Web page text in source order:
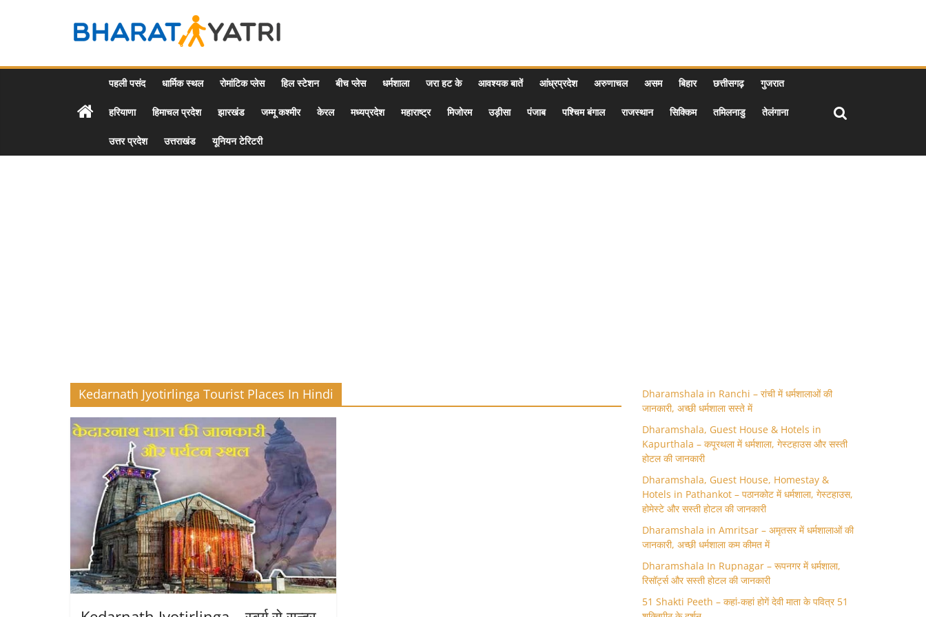
Bharat
Yatri
Tourist
पहली पसंद धार्मिक स्थल रोमांटिक प्लेस हिल स्टेशन बीच प्लेस धर्मशाला जरा हट के आवश्यक बातें आंध्रप्रदेश अरुणाचल असम बिहार छत्तीसगढ़ गुजरात
हरियाणा हिमाचल प्रदेश झारखंड जम्मू कश्मीर केरल मध्यप्रदेश महाराष्ट्र मिजोरम उड़ीसा पंजाब पश्चिम बंगाल राजस्थान सिक्किम तमिलनाडु तेलंगाना
उत्तर प्रदेश उत्तराखंड यूनियन टेरिटरी
Kedarnath Jyotirlinga Tourist Places In Hindi
Dharamshala in Ranchi – रांची में धर्मशालाओं की
जानकारी, अच्छी धर्मशाला सस्ते में
Dharamshala, Guest House & Hotels in
Kapurthala – कपूरथला में धर्मशाला, गेस्टहाउस और सस्ती
होटल की जानकारी
Dharamshala, Guest House, Homestay &
Hotels in Pathankot – पठानकोट में धर्मशाला, गेस्टहाउस,
होमेस्टे और सस्ती होटल की जानकारी
Dharamshala in Amritsar – अमृतसर में धर्मशालाओं की
जानकारी, अच्छी धर्मशाला कम कीमत में
Dharamshala In Rupnagar – रूपनगर में धर्मशाला,
रिसॉर्ट्स और सस्ती होटल की जानकारी
51 Shakti Peeth – कहां-कहां होगें देवी माता के पवित्र 51